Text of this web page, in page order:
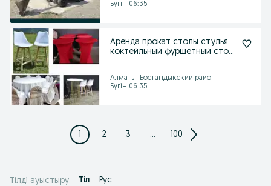
Бүгін 06:35
Аренда прокат столы стулья
коктейльный фуршетный стол
Алматы, Бостандыкский район
Бүгін 06:35
1 2 3 ... 100
Тілді ауыстыру Tіл Рус